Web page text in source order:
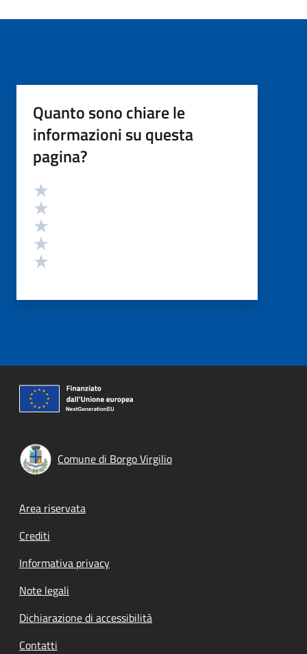
Quanto sono chiare le
informazioni su questa
pagina?
Valutazione
Comune di Borgo Virgilio
Footer menu
Area riservata
Crediti
Informativa privacy
Note legali
Dichiarazione di accessibilità
Contatti